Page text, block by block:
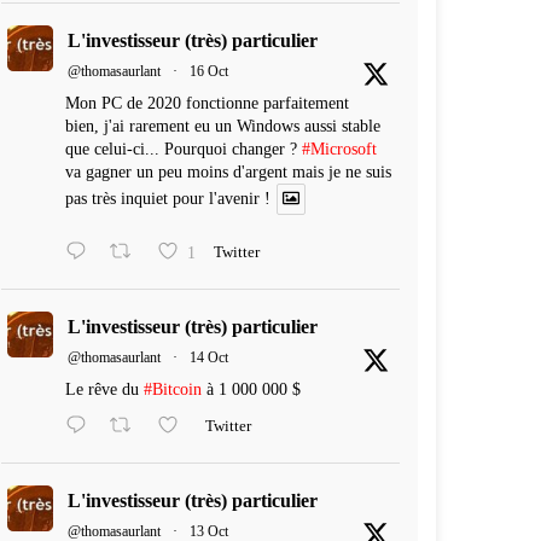
L'investisseur (très) particulier
@thomasaurlant · 16 Oct
Mon PC de 2020 fonctionne parfaitement
bien, j'ai rarement eu un Windows aussi stable
que celui-ci... Pourquoi changer ? #Microsoft
va gagner un peu moins d'argent mais je ne suis
pas très inquiet pour l'avenir !
1 Twitter
L'investisseur (très) particulier
@thomasaurlant · 14 Oct
Le rêve du #Bitcoin à 1 000 000 $
Twitter
L'investisseur (très) particulier
@thomasaurlant · 13 Oct